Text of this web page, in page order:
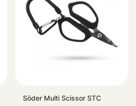
Söder Multi Scissor STC